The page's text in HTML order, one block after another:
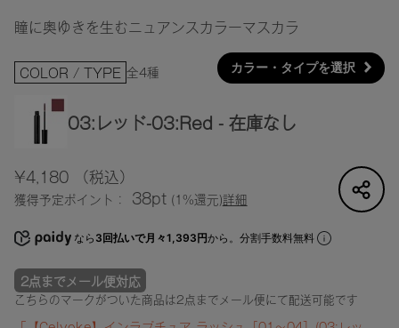
瞳に奥ゆきを生むニュアンスカラーマスカラ
COLOR / TYPE 全4種 カラー・タイプを選択
03:レッド-03:Red - 在庫なし
¥4,180（税込）
獲得予定ポイント： 38pt (1%還元)詳細
なら 3回払いで月々1,393円から。分割手数料無料
2点までメール便対応
こちらのマークがついた商品は2点までメール便にて配送可能です